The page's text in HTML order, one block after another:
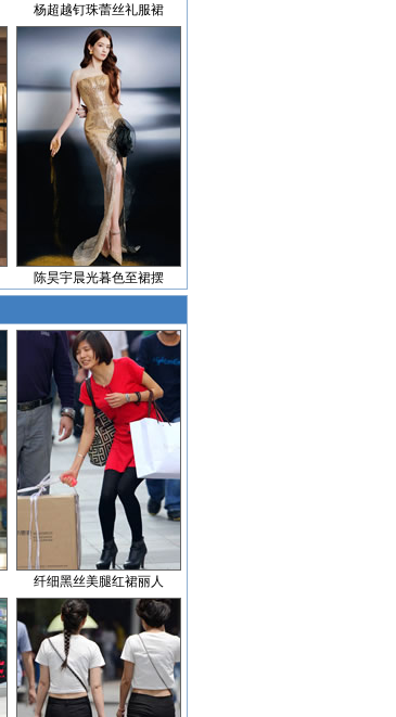
杨超越钉珠蕾丝礼服裙
陈昊宇晨光暮色至裙摆
纤细黑丝美腿红裙丽人